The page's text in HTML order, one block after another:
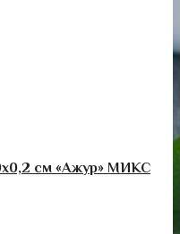
см «Ажур» МИКС